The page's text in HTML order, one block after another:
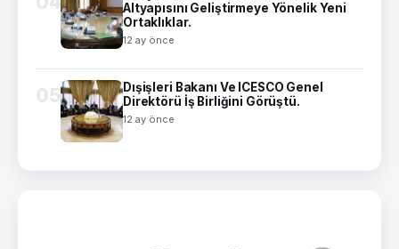
Altyapısını Geliştirmeye Yönelik Yeni
Ortaklıklar.
12 ay önce
05
Dışişleri Bakanı Ve ICESCO Genel
Direktörü İş Birliğini Görüştü.
12 ay önce